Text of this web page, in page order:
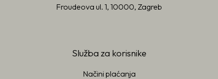
Froudeova ul. 1, 10000, Zagreb
Služba za korisnike
Načini plaćanja